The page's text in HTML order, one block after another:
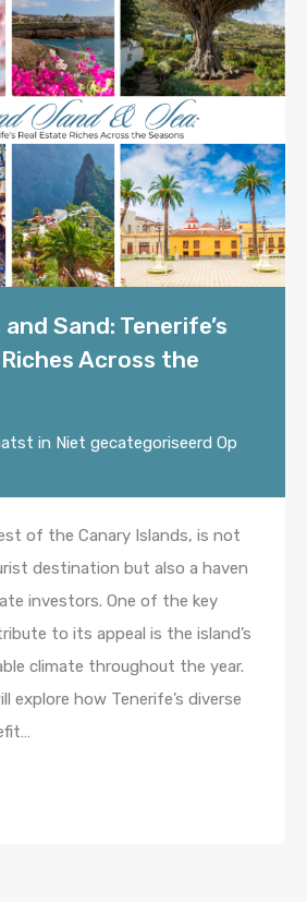
Sand: Tenerife’s
Across the
in Niet gecategoriseerd Op
of the Canary Islands, is not
destination but also a haven
investors. One of the key
to its appeal is the island’s
climate throughout the year.
explore how Tenerife’s diverse